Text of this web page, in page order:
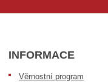
INFORMACE
Věrnostní program